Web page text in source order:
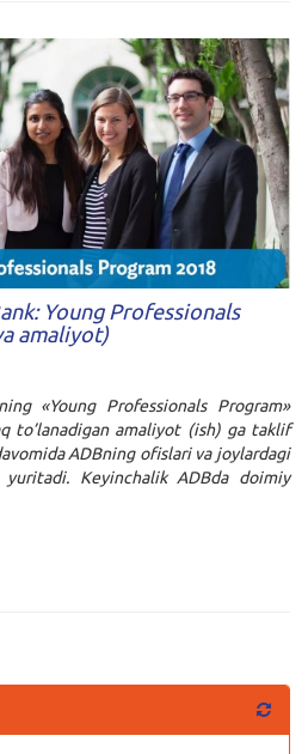
Young Professionals
amaliyot)
«Young Professionals Program»
to’lanadigan amaliyot (ish) ga taklif
ADBning ofislari va joylardagi
Keyinchalik ADBda doimiy